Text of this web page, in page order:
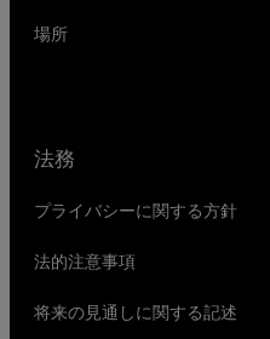
場所
法務
プライバシーに関する方針
法的注意事項
将来の見通しに関する記述